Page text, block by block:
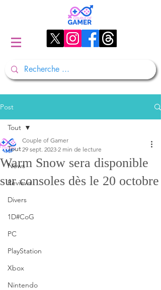
Post
Tout
News
Reviews
Divers
1D#CoG
PC
PlayStation
Xbox
Nintendo
Tout
Warm Snow sera disponible
sur consoles dès le 20 octobre
Couple of Gamer
29 sept. 2023 2 min de lecture